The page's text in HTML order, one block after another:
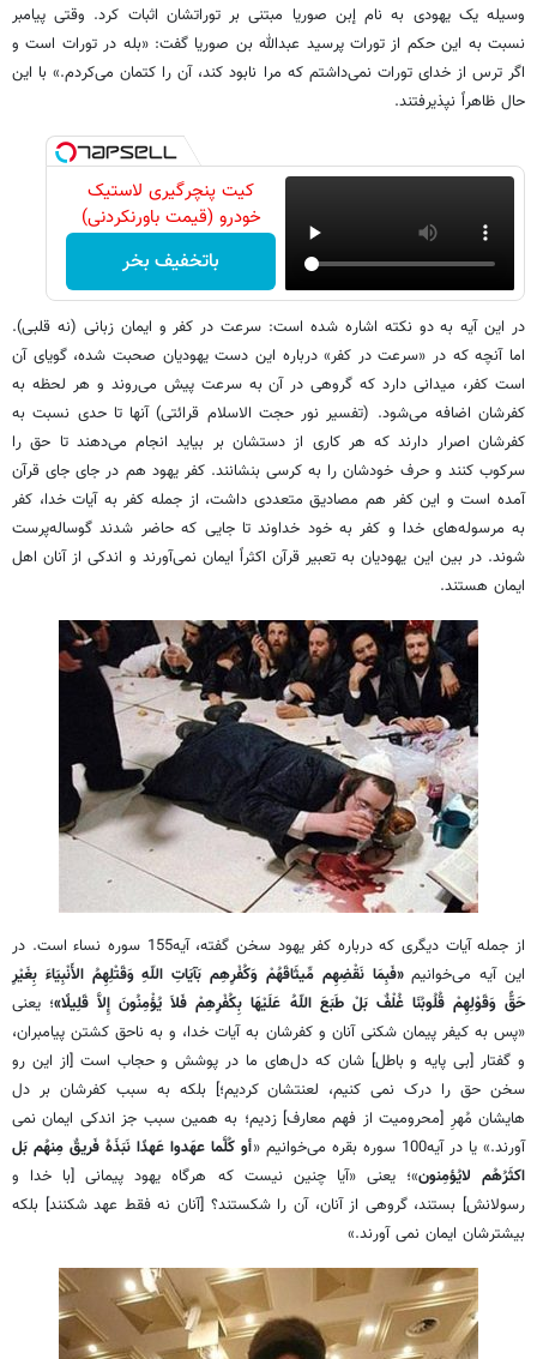
وسیله یک یهودی به نام إبن صوریا مبتنی بر توراتشان اثبات کرد. وقتی پیامبر
نسبت به این حکم از تورات پرسید عبدالله بن صوریا گفت: «بله در تورات است و
اگر ترس از خدای تورات نمی‌داشتم که مرا نابود کند، آن را کتمان می‌کردم.» با این
حال ظاهراً نپذیرفتند.
کیت پنچرگیری لاستیک
خودرو (قیمت باورنکردنی)
باتخفیف بخر
در این آیه به دو نکته اشاره شده است: سرعت در کفر و ایمان زبانی (نه قلبی).
اما آنچه که در «سرعت در کفر» درباره این دست یهودیان صحبت شده، گویای آن
است کفر، میدانی دارد که گروهی در آن به سرعت پیش می‌روند و هر لحظه به
کفرشان اضافه می‌شود. (تفسیر نور حجت الاسلام قرائتی) آنها تا حدی نسبت به
کفرشان اصرار دارند که هر کاری از دستشان بر بیاید انجام می‌دهند تا حق را
سرکوب کنند و حرف خودشان را به کرسی بنشانند. کفر یهود هم در جای جای قرآن
آمده است و این کفر هم مصادیق متعددی داشت، از جمله کفر به آیات خدا، کفر
به مرسوله‌های خدا و کفر به خود خداوند تا جایی که حاضر شدند گوساله‌پرست
شوند. در بین این یهودیان به تعبیر قرآن اکثراً ایمان نمی‌آورند و اندکی از آنان اهل
ایمان هستند.
از جمله آیات دیگری که درباره کفر یهود سخن گفته، آیه155 سوره نساء است. در
این آیه می‌خوانیم«فَبِمَا نَقْضِهِم مِّیثَاقَهُمْ وَکُفْرِهِم بَآیَاتِ اللّهِ وَقَتْلِهِمُ الأَنْبِیَاءَ بِغَیْرِ
حَقًّ وَقَوْلِهِمْ قُلُوبُنَا غُلْفٌ بَلْ طَبَعَ اللّهُ عَلَیْهَا بِکُفْرِهِمْ فَلاَ یُؤْمِنُونَ إِلاَّ قَلِیلًا»؛ یعنی
«پس به کیفر پیمان شکنی آنان و کفرشان به آیات خدا، و به ناحق کشتن پیامبران،
و گفتار [بی پایه و باطل] شان که دل‌های ما در پوشش و حجاب است [از این رو
سخن حق را درک نمی کنیم، لعنتشان کردیم؛] بلکه به سبب کفرشان بر دل
هایشان مُهرِ [محرومیت از فهم معارف] زدیم؛ به همین سبب جز اندکی ایمان نمی
آورند.» یا در آیه100 سوره بقره می‌خوانیم «
أو کُلَّما عهَدوا عَهدًا نَبَذَهُ فَریقٌ مِنهُم بَل
اکثَرُهُم لایُؤمِنون»؛ یعنی «آیا چنین نیست که هرگاه یهود پیمانی [با خدا و
رسولانش] بستند، گروهی از آنان، آن را شکستند؟ [آنان نه فقط عهد شکنند] بلکه
بیشترشان ایمان نمی آورند.»